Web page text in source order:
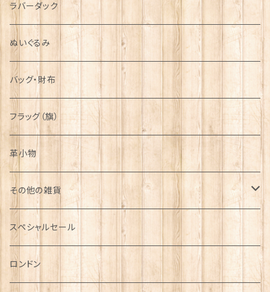
ラバーダック
ぬいぐるみ
バッグ・財布
フラッグ（旗）
革小物
その他の雑貨
ミニカー
チャーム
スペシャルセール
ロンドン